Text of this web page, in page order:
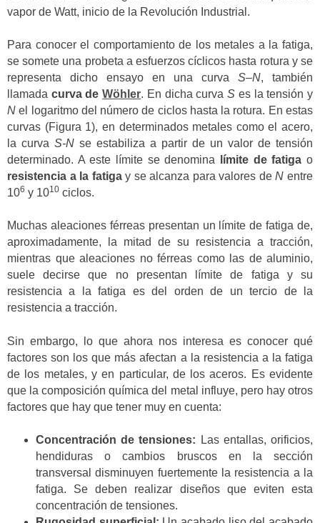
vapor de Watt, inicio de la Revolución Industrial.
Para conocer el comportamiento de los metales a la fatiga,
se somete una probeta a esfuerzos cíclicos hasta rotura y se
representa dicho ensayo en una curva S–N, también
llamada curva deWöhler. En dicha curvaS es la tensión y
N el logaritmo del número de ciclos hasta la rotura. En estas
curvas (Figura 1), en determinados metales como el acero,
la curva S-N se estabiliza a partir de un valor de tensión
determinado. A este límite se denomina
límite de fatiga o
resistencia a la fatigay se alcanza para valores deN entre
106 y 1010 ciclos.
Muchas aleaciones férreas presentan un límite de fatiga de,
aproximadamente, la mitad de su resistencia a tracción,
mientras que aleaciones no férreas como las de aluminio,
suele decirse que no presentan límite de fatiga y su
resistencia a la fatiga es del orden de un tercio de la
resistencia a tracción.
Sin embargo, lo que ahora nos interesa es conocer qué
factores son los que más afectan a la resistencia a la fatiga
de los metales, y en particular, de los aceros. Es evidente
que la composición química del metal influye, pero hay otros
factores que hay que tener muy en cuenta:
Concentración de tensiones: Las entallas, orificios,
hendiduras o cambios bruscos en la sección
transversal disminuyen fuertemente la resistencia a la
fatiga. Se deben realizar diseños que eviten esta
concentración de tensiones.